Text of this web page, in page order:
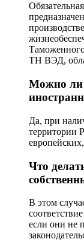
ТН ВЭД,
Можно ли
Да, при
территории
Что
В этом
если они не